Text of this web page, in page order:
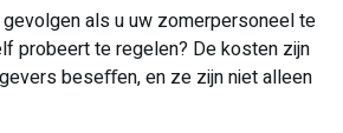
als u uw zomerpersoneel te
probeert te regelen? De kosten zijn
beseﬀen, en ze zijn niet alleen